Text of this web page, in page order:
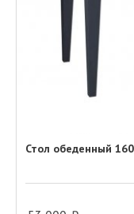
Стол обеденный